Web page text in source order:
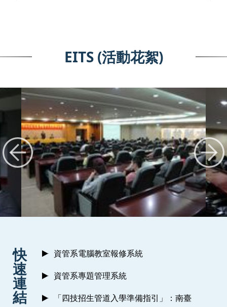
EITS (活動花絮)
快
速
連
結
資管系電腦教室報修系統
資管系專題管理系統
「四技招生管道入學準備指引」：南臺